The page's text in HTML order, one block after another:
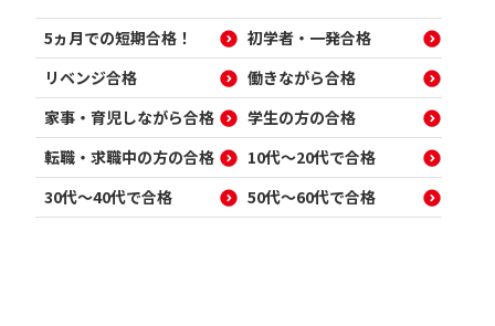
5ヵ月での短期合格！ 初学者・一発合格
リベンジ合格 働きながら合格
家事・育児しながら合格 学生の方の合格
転職・求職中の方の合格 10代～20代で合格
30代～40代で合格 50代～60代で合格